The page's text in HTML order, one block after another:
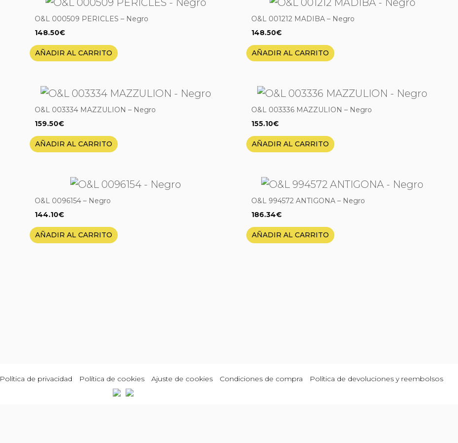
O&L 000509 PERICLES – Negro
148.50€
AÑADIR AL CARRITO
O&L 001212 MADIBA – Negro
148.50€
AÑADIR AL CARRITO
O&L 003334 MAZZULION – Negro
159.50€
AÑADIR AL CARRITO
O&L 003336 MAZZULION – Negro
155.10€
AÑADIR AL CARRITO
O&L 0096154 – Negro
144.10€
AÑADIR AL CARRITO
O&L 994572 ANTIGONA – Negro
186.34€
AÑADIR AL CARRITO
Política de privacidad Política de cookies Ajuste de cookies Condiciones de compra Política de devoluciones y reembolsos